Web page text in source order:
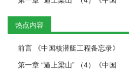
热点内容
前言 《中国核潜艇工程备忘录》
第一章 “逼上梁山” （4）《中国